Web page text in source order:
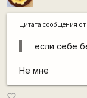
Цитата сообщения от
если себе
Не мне